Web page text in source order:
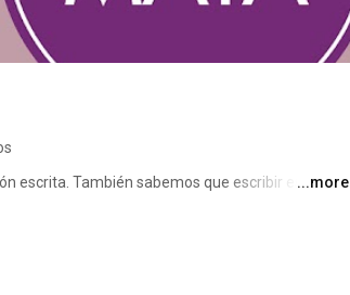
escrita. También sabemos que escribir es
que todas las personas y grupos poseen algo
requiere de apoyo profesional. Alguien que
algo memorable.
...more